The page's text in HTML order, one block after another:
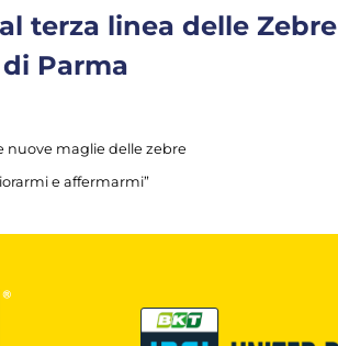
terza linea delle
Parma
nuove maglie delle zebre
e affermarmi”